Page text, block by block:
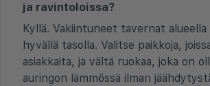
ja ravintoloissa?
Kyllä. Vakiintuneet tavernat
hyvällä tasolla. Valitse paikkoja,
asiakkaita, ja vältä ruokaa, joka on
auringon lämmössä ilman